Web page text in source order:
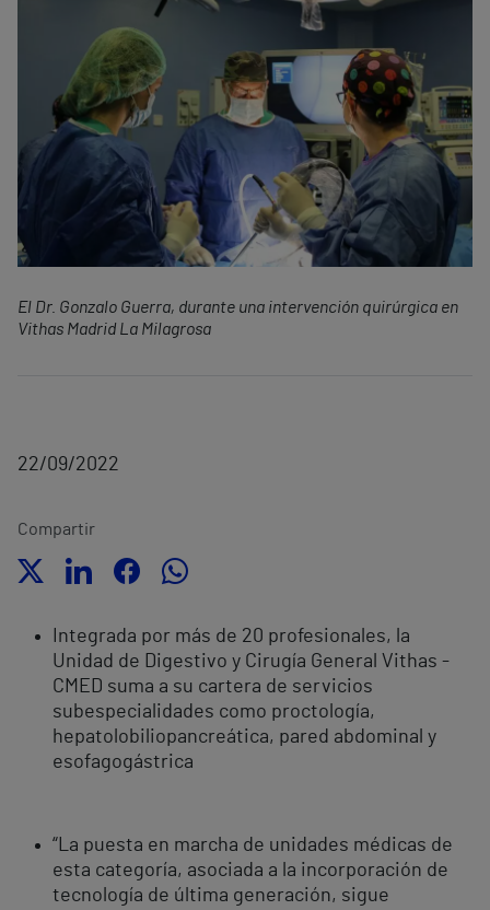
El Dr. Gonzalo Guerra, durante una intervención quirúrgica en
Vithas Madrid La Milagrosa
22/09/2022
Compartir
Integrada por más de 20 profesionales, la
Unidad de Digestivo y Cirugía General Vithas -
CMED suma a su cartera de servicios
subespecialidades como proctología,
hepatolobiliopancreática, pared abdominal y
esofagogástrica
“La puesta en marcha de unidades médicas de
esta categoría, asociada a la incorporación de
tecnología de última generación, sigue